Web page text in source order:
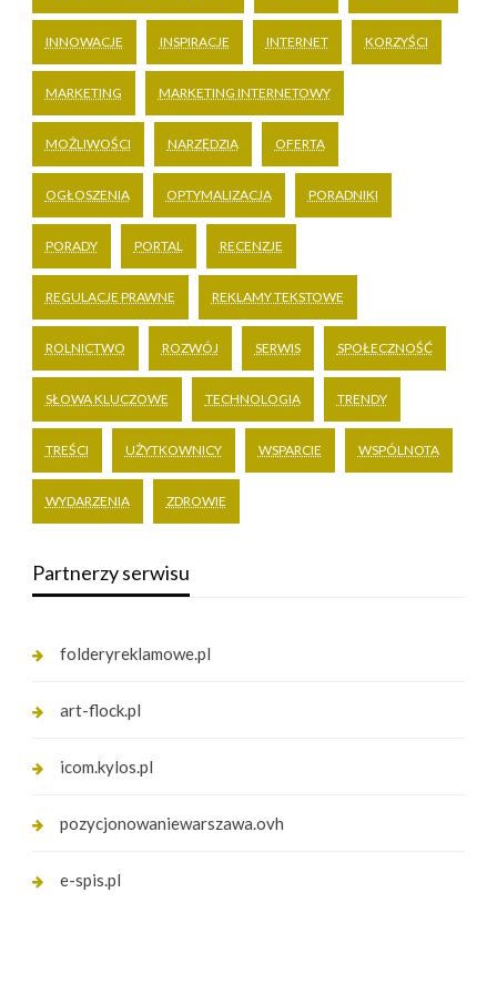
INNOWACJE INSPIRACJE INTERNET KORZYŚCI
MARKETING MARKETING INTERNETOWY
MOŻLIWOŚCI NARZĘDZIA OFERTA
OGŁOSZENIA OPTYMALIZACJA PORADNIKI
PORADY PORTAL RECENZJE
REGULACJE PRAWNE REKLAMY TEKSTOWE
ROLNICTWO ROZWÓJ SERWIS SPOŁECZNOŚĆ
SŁOWA KLUCZOWE TECHNOLOGIA TRENDY
TREŚCI UŻYTKOWNICY WSPARCIE WSPÓLNOTA
WYDARZENIA ZDROWIE
Partnerzy serwisu
folderyreklamowe.pl
art-flock.pl
icom.kylos.pl
pozycjonowaniewarszawa.ovh
e-spis.pl